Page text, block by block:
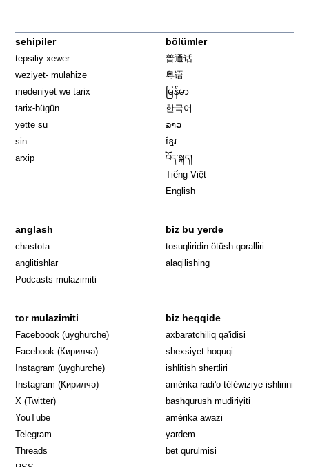
sehipiler
tepsiliy xewer
weziyet- mulahize
medeniyet we tarix
tarix-bügün
yette su
sin
arxip
bölümler
普通话
粤语
မြန်မာ
한국어
ລາວ
ខ្មែរ
བོད་སྐད།
Tiếng Việt
English
anglash
chastota
anglitishlar
Podcasts mulazimiti
biz bu yerde
tosuqliridin ötüsh qoralliri
alaqilishing
tor mulazimiti
Faceboook (uyghurche) Opens in new window
Facebook (Кирилчә) Opens in new window
Instagram (uyghurche) Opens in new window
Instagram (Кирилчә) Opens in new window
X (Twitter)
YouTube
Telegram
Threads
biz heqqide
axbaratchiliq qa'idisi
shexsiyet hoquqi
ishlitish shertliri
amérika radi'o-téléwiziye ishlirini
bashqurush mudiriyiti
amérika awazi
yardem
bet qurulmisi